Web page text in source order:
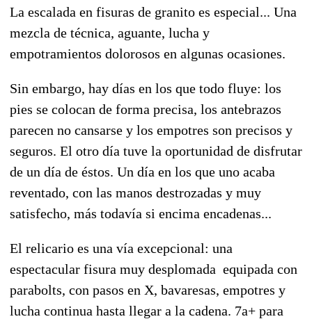
La escalada en fisuras de granito es especial... Una
mezcla de técnica, aguante, lucha y
empotramientos dolorosos en algunas ocasiones.
Sin embargo, hay días en los que todo fluye: los
pies se colocan de forma precisa, los antebrazos
parecen no cansarse y los empotres son precisos y
seguros. El otro día tuve la oportunidad de disfrutar
de un día de éstos. Un día en los que uno acaba
reventado, con las manos destrozadas y muy
satisfecho, más todavía si encima encadenas...
El relicario es una vía excepcional: una
espectacular fisura muy desplomada equipada con
parabolts, con pasos en X, bavaresas, empotres y
lucha continua hasta llegar a la cadena. 7a+ para